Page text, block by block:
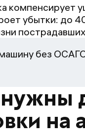
компенсирует
убытки: до
без
на